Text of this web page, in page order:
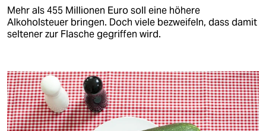
Mehr als 455 Millionen Euro soll eine höhere
Alkoholsteuer bringen. Doch viele bezweifeln, dass damit
seltener zur Flasche gegriffen wird.